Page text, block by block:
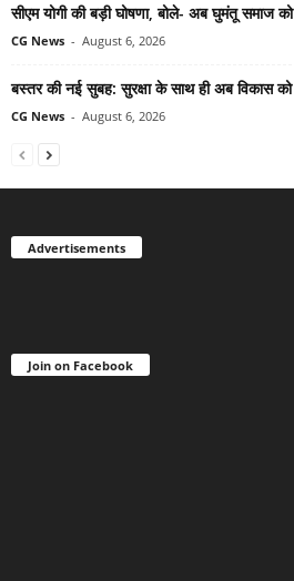
सीएम योगी की बड़ी घोषणा, बोले- अब घुमंतू समाज
CG News - August 6, 2026
बस्तर की नई सुबह: सुरक्षा के साथ ही अब विकास
CG News - August 6, 2026
Advertisements
Join on Facebook